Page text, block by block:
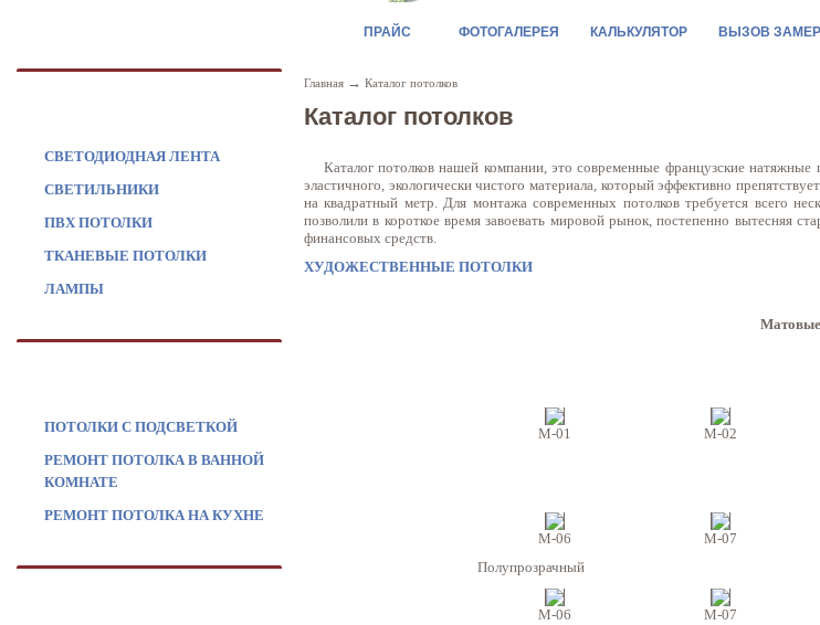
ПРАЙС ФОТОГАЛЕРЕЯ КАЛЬКУЛЯТОР ВЫЗОВ
СВЕТОДИОДНАЯ ЛЕНТА
СВЕТИЛЬНИКИ
ПВХ ПОТОЛКИ
ТКАНЕВЫЕ ПОТОЛКИ
ЛАМПЫ
ПОТОЛКИ С ПОДСВЕТКОЙ
РЕМОНТ ПОТОЛКА В ВАННОЙ
КОМНАТЕ
РЕМОНТ ПОТОЛКА НА КУХНЕ
Главная → Каталог потолков
Каталог потолков
Каталог потолков нашей компании, это современные французские натяжные
эластичного, экологически чистого материала, который эффективно
на квадратный метр. Для монтажа современных потолков требуется всего
позволили в короткое время завоевать мировой рынок, постепенно вытесняя
финансовых средств.
ХУДОЖЕСТВЕННЫЕ ПОТОЛКИ
M-01 M-02
M-06 M-07
Полупрозрачный
M-06
M-07